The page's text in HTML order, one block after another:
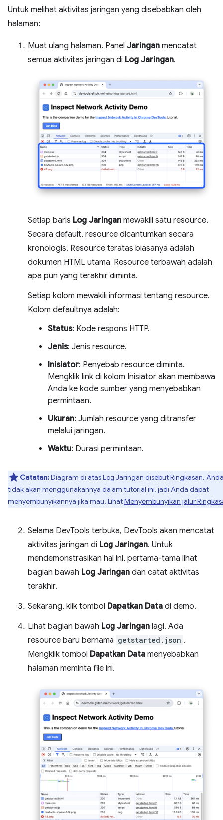
Untuk melihat aktivitas jaringan yang disebabkan oleh
halaman:
Muat ulang halaman. Panel Jaringan mencatat
semua aktivitas jaringan di Log Jaringan.
Setiap baris Log Jaringan mewakili satu resource.
Secara default, resource dicantumkan secara
kronologis. Resource teratas biasanya adalah
dokumen HTML utama. Resource terbawah adalah
apa pun yang terakhir diminta.
Setiap kolom mewakili informasi tentang resource.
Kolom defaultnya adalah:
Status: Kode respons HTTP.
Jenis: Jenis resource.
Inisiator: Penyebab resource diminta.
Mengklik link di kolom Inisiator akan membawa
Anda ke kode sumber yang menyebabkan
permintaan.
Ukuran: Jumlah resource yang ditransfer
melalui jaringan.
Waktu: Durasi permintaan.
Catatan:Diagram di atas Log Jaringan disebut Ringkasan. Anda
tidak akan menggunakannya dalam tutorial ini, jadi Anda dapat
menyembunyikannya jika mau. LihatMenyembunyikan jalur
Selama DevTools terbuka, DevTools akan mencatat
aktivitas jaringan di Log Jaringan. Untuk
mendemonstrasikan hal ini, pertama-tama lihat
bagian bawah Log Jaringan dan catat aktivitas
terakhir.
Sekarang, klik tombol Dapatkan Data di demo.
Lihat bagian bawah Log Jaringan lagi. Ada
resource baru bernama getstarted.json .
Mengklik tombol Dapatkan Data menyebabkan
halaman meminta file ini.